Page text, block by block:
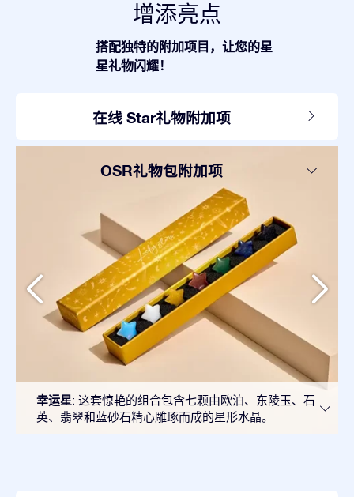
增添亮点
搭配独特的附加项目，让您的星
星礼物闪耀！
在线 Star礼物附加项
OSR礼物包附加项
幸运星: 这套惊艳的组合包含七颗由欧泊、东陵玉、石
英、翡翠和蓝砂石精心雕琢而成的星形水晶。